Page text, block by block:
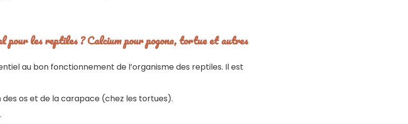
pour les reptiles ? Calcium pour pogona, tortue et autres
au bon fonctionnement de l’organisme des reptiles. Il est
os et de la carapace (chez les tortues).